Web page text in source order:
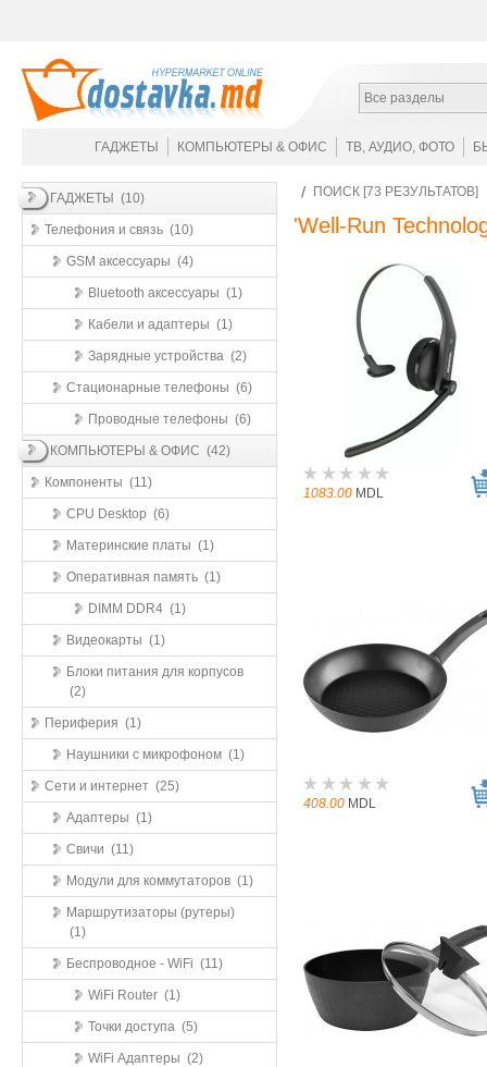
Все разделы
ГАДЖЕТЫ КОМПЬЮТЕРЫ & ОФИС ТВ, АУДИО, ФОТО
ГАДЖЕТЫ (10)
Телефония и связь (10)
GSM аксессуары (4)
Bluetooth аксессуары (1)
Кабели и адаптеры (1)
Зарядные устройства (2)
Стационарные телефоны (6)
Проводные телефоны (6)
КОМПЬЮТЕРЫ & ОФИС (42)
Компоненты (11)
CPU Desktop (6)
Материнские платы (1)
Оперативная память (1)
DIMM DDR4 (1)
Видеокарты (1)
Блоки питания для корпусов
(2)
Периферия (1)
Наушники с микрофоном (1)
Сети и интернет (25)
Адаптеры (1)
Свичи (11)
Модули для коммутаторов (1)
Маршрутизаторы (рутеры)
(1)
Беспроводное - WiFi (11)
WiFi Router (1)
Точки доступа (5)
WiFi Адаптеры (2)
ПОИСК [73 РЕЗУЛЬТАТОВ]
'Well-Run
1083.00 MDL
408.00 MDL